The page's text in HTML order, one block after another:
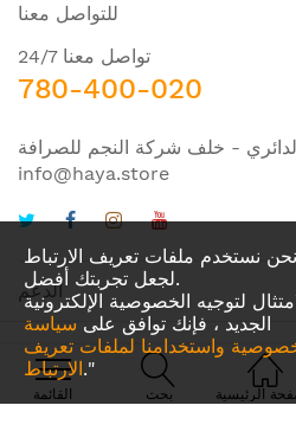
نحن نستخدم ملفات تعريف الارتباط
لجعل تجربتك أفضل.
لتوجيه الخصوصية الإلكترونية
الجديد ، فإنك توافق على سياسة
واستخدامنا لملفات تعريف
الارتباط."
القائمة بحث الرئيسية
للتواصل معنا
تواصل معنا 24/7
780-400-020
- خلف شركة النجم للصرافة
info@haya.store
الدعم
© 2024 Amazing IDEA.